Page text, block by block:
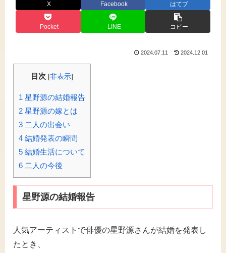
X Facebook はてブ
Pocket LINE コピー
2024.07.11 2024.12.01
目次 [非表示]
1 星野源の結婚報告
2 星野源の嫁とは
3 二人の出会い
4 結婚発表の瞬間
5 結婚生活について
6 二人の今後
星野源の結婚報告
人気アーティストで俳優の星野源さんが結婚を発表し
たとき、